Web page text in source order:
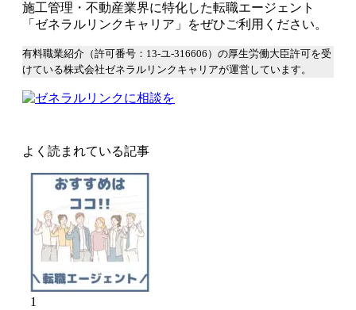
施工管理・不動産業界に特化した転職エージェント
「ゼネラルリンクキャリア」をぜひご利用ください。
有料職業紹介（許可番号：13-ユ-316606）の厚生労働大臣許可を受
けている株式会社ゼネラルリンクキャリアが運営しています。
よく読まれている記事
1